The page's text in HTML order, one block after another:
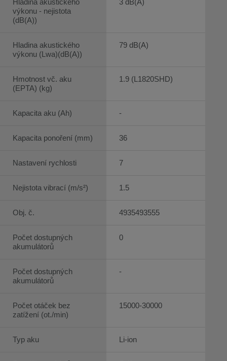
Hladina akustického
výkonu - nejistota
(dB(A))
Hladina akustického
výkonu (Lwa)(dB(A))
Hmotnost vč. aku
(EPTA) (kg)
Kapacita aku (Ah)
Kapacita ponoření (mm)
Nastavení rychlosti
Nejistota vibrací (m/s²)
Obj. č.
Počet dostupných
akumulátorů
Počet dostupných
akumulátorů
Počet otáček bez
zatížení (ot./min)
Typ aku
3 dB(A)
79 dB(A)
1.9 (L1820SHD)
-
36
7
1.5
4935493555
0
-
15000-30000
Li-ion